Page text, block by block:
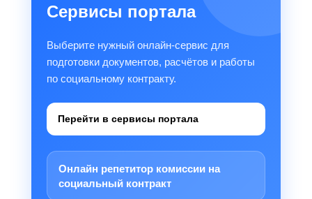
Сервисы портала
Выберите нужный онлайн-сервис для
подготовки документов, расчётов и работы
по социальному контракту.
Перейти в сервисы портала
Онлайн репетитор комиссии на
социальный контракт